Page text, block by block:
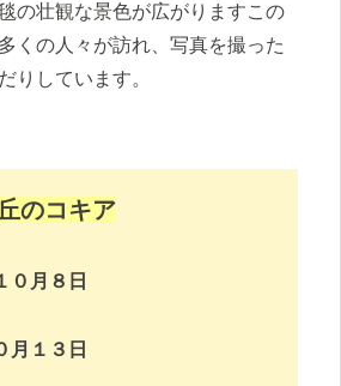
の壮観な景色が広がりますこの
くの人々が訪れ、写真を撮った
りしています。
のコキア
０月８日
月１３日